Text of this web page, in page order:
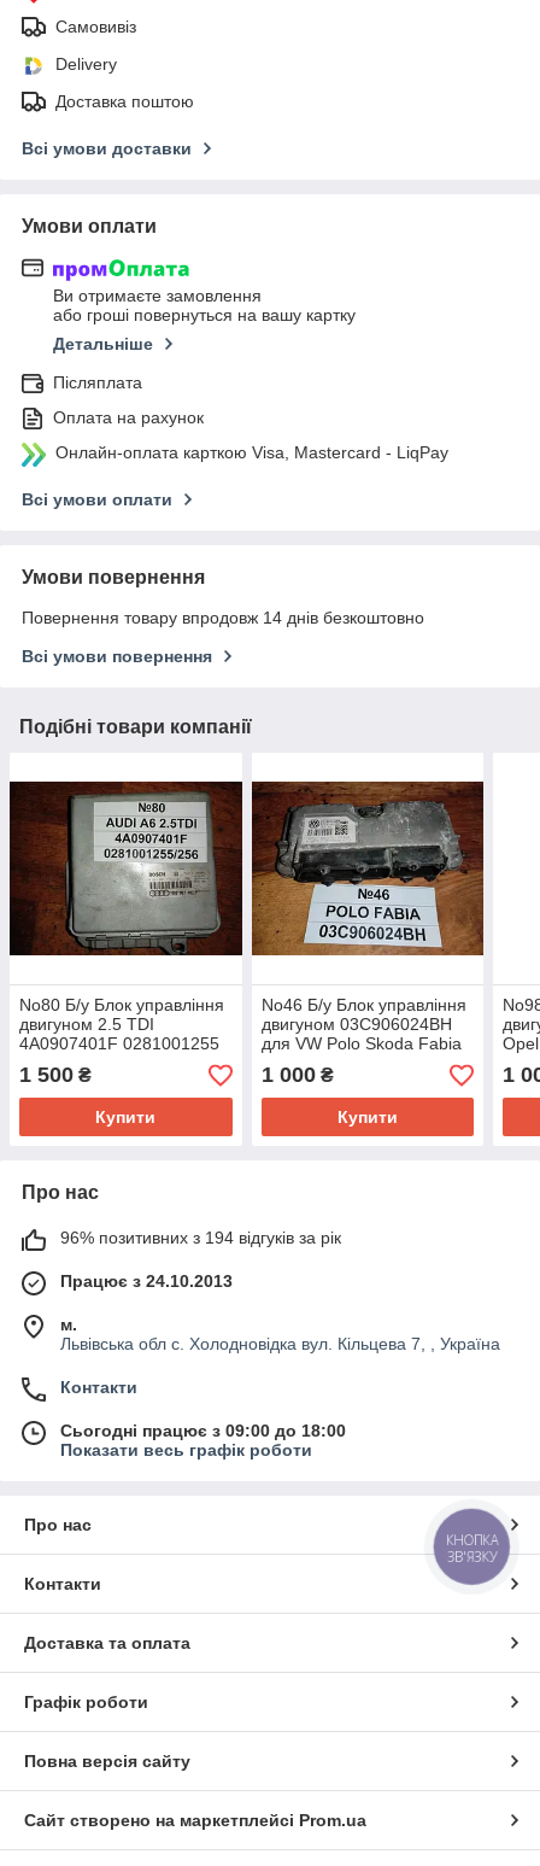
Самовивіз
Delivery
Доставка поштою
Всі умови доставки
Умови оплати
Ви отримаєте замовлення
або гроші повернуться на вашу картку
Детальніше
Післяплата
Оплата на рахунок
Онлайн-оплата карткою Visa, Mastercard - LiqPay
Всі умови оплати
Умови повернення
Повернення товару впродовж 14 днів безкоштовно
Всі умови повернення
Подібні товари компанії
No80 Б/у Блок управління
двигуном 2.5 TDI
4A0907401F 0281001255
для Audi A6 C4 1994-1997
1 500 ₴
Купити
No46 Б/у Блок управління
двигуном 03С906024BH
для VW Polo Skoda Fabia
2009-2017
1 000₴
Купити
1
Про нас
96% позитивних з 194 відгуків за рік
Працює з 24.10.2013
м.
Львівська обл с. Холодновідка вул. Кільцева 7, , Україна
Контакти
Сьогодні працює з 09:00 до 18:00
Показати весь графік роботи
Про нас
Контакти
Доставка та оплата
Графік роботи
Повна версія сайту
Сайт створено на маркетплейсі Prom.ua
КНОПКА
ЗВ'ЯЗКУ